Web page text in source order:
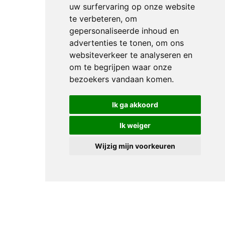
uw surfervaring op onze website
te verbeteren, om
gepersonaliseerde inhoud en
advertenties te tonen, om ons
websiteverkeer te analyseren en
om te begrijpen waar onze
bezoekers vandaan komen.
Ik ga akkoord
Ik weiger
Wijzig mijn voorkeuren